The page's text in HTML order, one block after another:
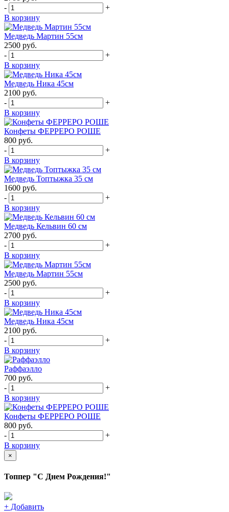
-
+
В корзину
Медведь Мартин 55см
2500 руб.
-
+
В корзину
Медведь Ника 45см
2100 руб.
-
+
В корзину
Конфеты ФЕРРЕРО РОШЕ
800 руб.
-
+
В корзину
Медведь Топтыжка 35 см
1600 руб.
-
+
В корзину
Медведь Кельвин 60 см
2700 руб.
-
+
В корзину
Медведь Мартин 55см
2500 руб.
-
+
В корзину
Медведь Ника 45см
2100 руб.
-
+
В корзину
Раффаэлло
700 руб.
-
+
В корзину
Конфеты ФЕРРЕРО РОШЕ
800 руб.
-
+
В корзину
×
Топпер "С Днем Рождения!"
+ Добавить